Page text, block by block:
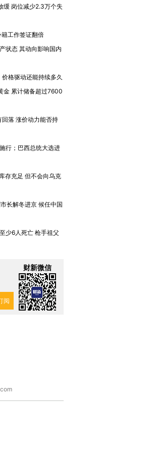
“蟑螂”的印
视线｜“入侵”还是“人道危
寻找100种
CFO：不靠规模取胜，华
缓 岗位减少2.3万个失
工作签证翻倍
状态 其动向影响国内
格驱动还能持续多久
金 累计储备超过7600
落 涨价动力能否持
行；巴西总统大选进
存充足 但不会向乌克
长解冬进京 候任中国
少6人死亡 枪手祖父
财新微信